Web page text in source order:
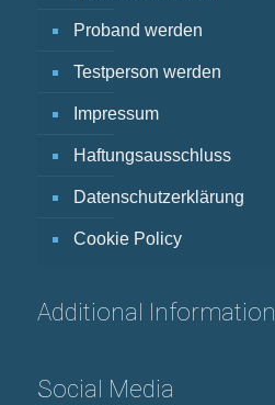
Proband werden
Testperson werden
Impressum
Haftungsausschluss
Datenschutzerklärung
Cookie Policy
Additional Information
Social Media